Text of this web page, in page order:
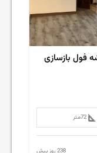
72متر
238 روز پیش